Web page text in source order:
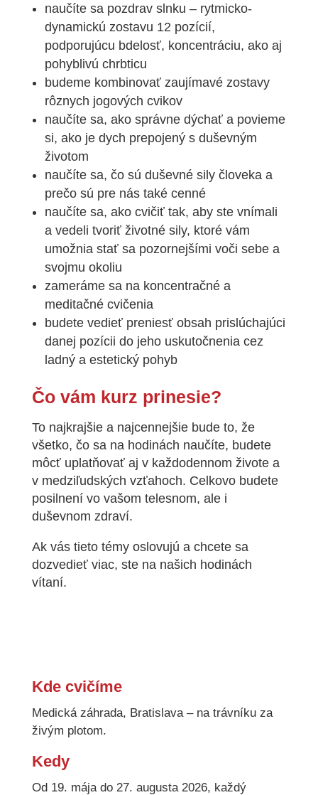
naučíte sa pozdrav slnku – rytmicko-
dynamickú zostavu 12 pozícií,
podporujúcu bdelosť, koncentráciu, ako aj
pohyblivú chrbticu
budeme kombinovať zaujímavé zostavy
rôznych jogových cvikov
naučíte sa, ako správne dýchať a povieme
si, ako je dych prepojený s duševným
životom
naučíte sa, čo sú duševné sily človeka a
prečo sú pre nás také cenné
naučíte sa, ako cvičiť tak, aby ste vnímali
a vedeli tvoriť životné sily, ktoré vám
umožnia stať sa pozornejšími voči sebe a
svojmu okoliu
zameráme sa na koncentračné a
meditačné cvičenia
budete vedieť preniesť obsah prislúchajúci
danej pozícii do jeho uskutočnenia cez
ladný a estetický pohyb
Čo vám kurz prinesie?
To najkrajšie a najcennejšie bude to, že
všetko, čo sa na hodinách naučíte, budete
môcť uplatňovať aj v každodennom živote a
v medziľudských vzťahoch. Celkovo budete
posilnení vo vašom telesnom, ale i
duševnom zdraví.
Ak vás tieto témy oslovujú a chcete sa
dozvedieť viac, ste na našich hodinách
vítaní.
Kde cvičíme
Medická záhrada, Bratislava – na trávníku za
živým plotom.
Kedy
Od 19. mája do 27. augusta 2026, každý